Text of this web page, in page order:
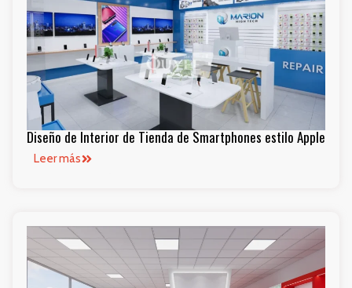
Diseño de Interior de Tienda de Smartphones estilo Apple
Leer más